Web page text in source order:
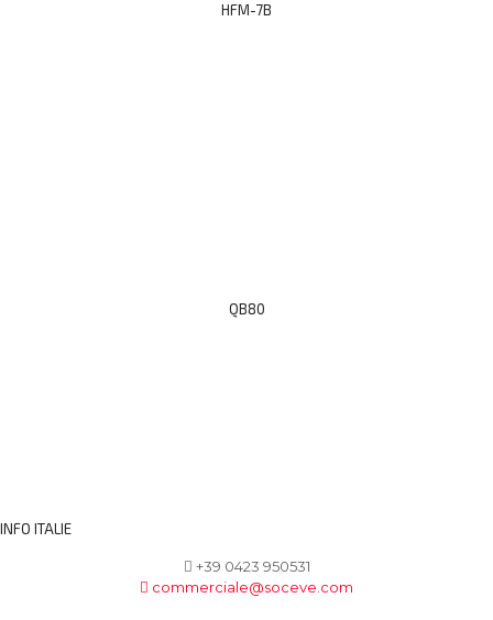
HFM-7B
QB80
INFO ITALIE
+39 0423 950531
commerciale@soceve.com